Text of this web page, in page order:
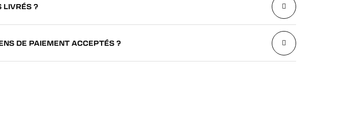
LIVRÉS ?
DE PAIEMENT ACCEPTÉS ?